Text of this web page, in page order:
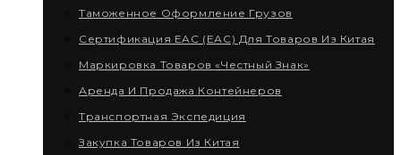
Таможенное Оформление Грузов
Сертификация EAC (ЕАС) Для Товаров Из Китая
Маркировка Товаров «Честный Знак»
Аренда И Продажа Контейнеров
Транспортная Экспедиция
Закупка Товаров Из Китая